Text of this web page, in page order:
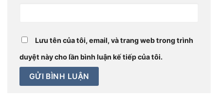
Lưu tên của tôi, email, và trang web trong trình
duyệt này cho lần bình luận kế tiếp của tôi.